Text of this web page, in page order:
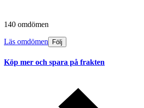
140 omdömen
Läs omdömen Följ
Köp mer och spara på frakten